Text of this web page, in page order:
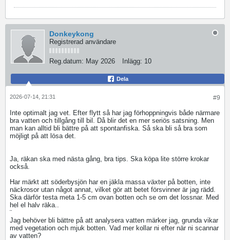
Donkeykong
Registrerad användare
Reg.datum: May 2026 Inlägg: 10
Dela
#9
2026-07-14, 21:31
Inte optimalt jag vet. Efter flytt så har jag förhoppningvis både närmare
bra vatten och tillgång till bil. Då blir det en mer seriös satsning. Men
man kan alltid bli bättre på att spontanfiska. Så ska bli så bra som
möjligt på att lösa det.
Ja, räkan ska med nästa gång, bra tips. Ska köpa lite större krokar
också.
Har märkt att söderbysjön har en jäkla massa växter på botten, inte
näckrosor utan något annat, vilket gör att betet försvinner är jag rädd.
Ska därför testa meta 1-5 cm ovan botten och se om det lossnar. Med
hel el halv räka..
¨
Jag behöver bli bättre på att analysera vatten märker jag, grunda vikar
med vegetation och mjuk botten. Vad mer kollar ni efter när ni scannar
av vatten?